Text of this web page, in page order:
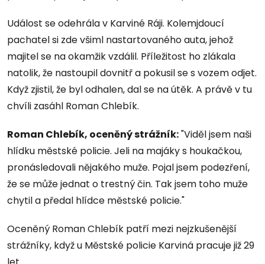
Událost se odehrála v Karviné Ráji. Kolemjdoucí
pachatel si zde všiml nastartovaného auta, jehož
majitel se na okamžik vzdálil. Příležitost ho zlákala
natolik, že nastoupil dovnitř a pokusil se s vozem odjet.
Když zjistil, že byl odhalen, dal se na útěk. A právě v tu
chvíli zasáhl Roman Chlebík.
Roman Chlebík, oceněný strážník:"Viděl jsem naši
hlídku městské policie. Jeli na majáky s houkačkou,
pronásledovali nějakého muže. Pojal jsem podezření,
že se může jednat o trestný čin. Tak jsem toho muže
chytil a předal hlídce městské policie."
Oceněný Roman Chlebík patří mezi nejzkušenější
strážníky, když u Městské policie Karviná pracuje již 29